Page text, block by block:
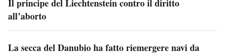
Il principe del Liechtenstein contro il diritto
all’aborto
La secca del Danubio ha fatto riemergere navi da